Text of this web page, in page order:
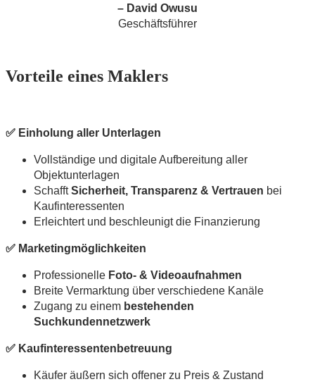
– David Owusu
Geschäftsführer
Vorteile eines Maklers
✅ Einholung aller Unterlagen
Vollständige und digitale Aufbereitung aller
Objektunterlagen
SchafftSicherheit, Transparenz & Vertrauen bei
Kaufinteressenten
Erleichtert und beschleunigt die Finanzierung
✅ Marketingmöglichkeiten
Professionelle Foto- & Videoaufnahmen
Breite Vermarktung über verschiedene Kanäle
Zugang zu einem bestehenden
Suchkundennetzwerk
✅ Kaufinteressentenbetreuung
Käufer äußern sich offener zu Preis & Zustand